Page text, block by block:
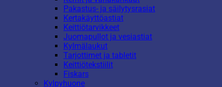
Pakastus- ja säilytysrasiat
Kertakäyttöastiat
Keittiötarvikkeet
Juomapullot ja vesiastiat
Kylmälaukut
Tarjottimet ja tabletit
Keittiötekstiilit
Fiskars
Kylpyhuone